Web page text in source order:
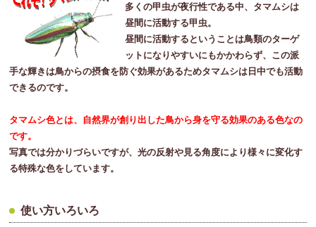
多くの甲虫が夜行性である中、タマムシは
昼間に活動する甲虫。
昼間に活動するということは鳥類のターゲ
ットになりやすいにもかかわらず、この派
手な輝きは鳥からの摂食を防ぐ効果があるためタマムシは日中でも活動
できるのです。
タマムシ色とは、自然界が創り出した鳥から身を守る効果のある色なの
です。
写真では分かりづらいですが、光の反射や見る角度により様々に変化す
る特殊な色をしています。
使い方いろいろ